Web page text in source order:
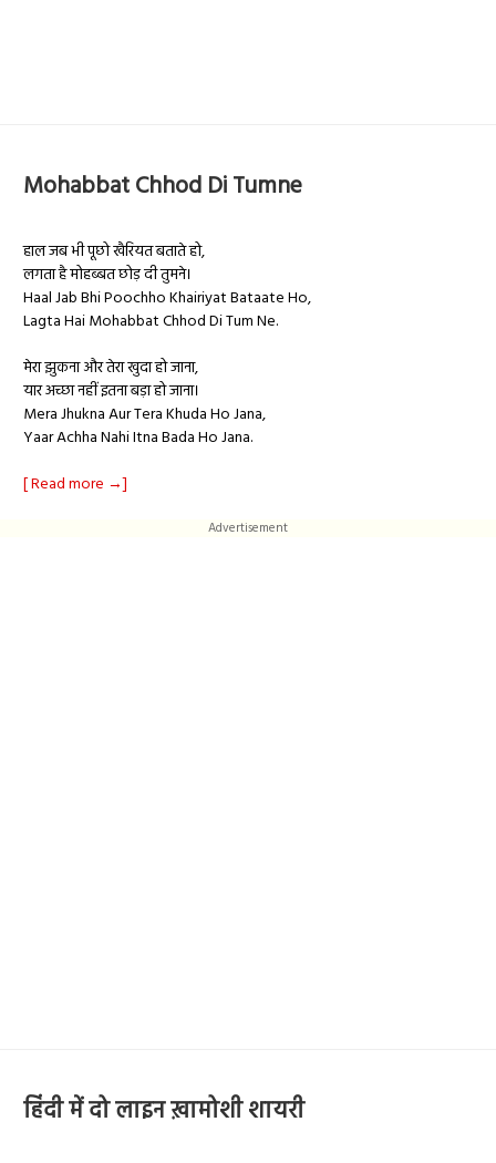
Mohabbat Chhod Di Tumne
हाल जब भी पूछो खैरियत बताते हो,
लगता है मोहब्बत छोड़ दी तुमने।
Haal Jab Bhi Poochho Khairiyat Bataate Ho,
Lagta Hai Mohabbat Chhod Di Tum Ne.
मेरा झुकना और तेरा खुदा हो जाना,
यार अच्छा नहीं इतना बड़ा हो जाना।
Mera Jhukna Aur Tera Khuda Ho Jana,
Yaar Achha Nahi Itna Bada Ho Jana.
[ Read more →]
Advertisement
हिंदी में दो लाइन ख़ामोशी शायरी